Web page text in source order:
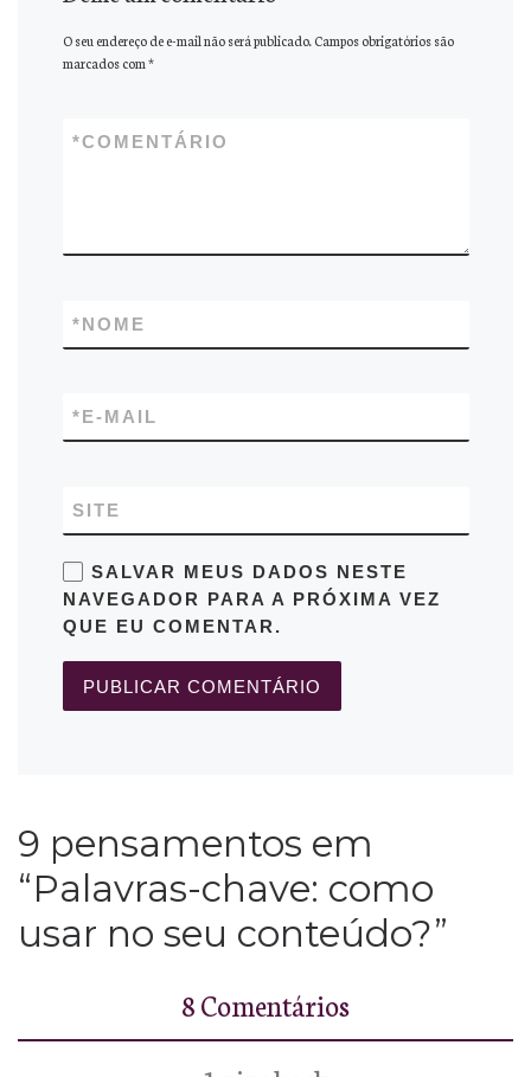
O seu endereço de e-mail não será publicado. Campos obrigatórios são
marcados com*
COMENTÁRIO
*
NOME
*
E-MAIL
*
SITE
SALVAR MEUS DADOS NESTE
NAVEGADOR PARA A PRÓXIMA VEZ
QUE EU COMENTAR.
9 pensamentos em
“Palavras-chave: como
usar no seu conteúdo?”
8 Comentários